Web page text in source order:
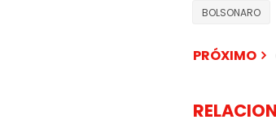
BOLSONARO
PRÓXIMO